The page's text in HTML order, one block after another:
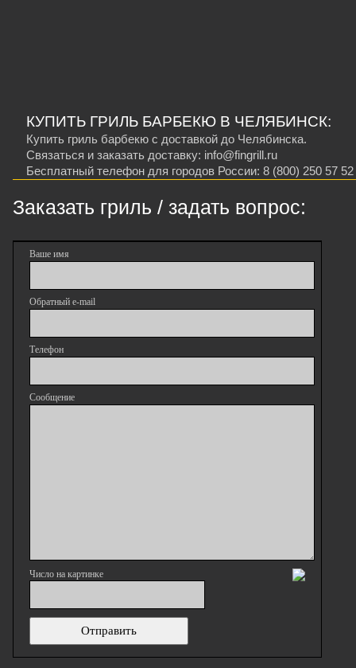
КУПИТЬ ГРИЛЬ БАРБЕКЮ В ЧЕЛЯБИНСК:
Купить гриль барбекю с доставкой до Челябинска.
Связаться и заказать доставку: info@fingrill.ru
Бесплатный телефон для городов России: 8 (800) 250 57 52
Заказать гриль / задать вопрос:
Ваше имя
Обратный e-mail
Телефон
Сообщение
Число на картинке